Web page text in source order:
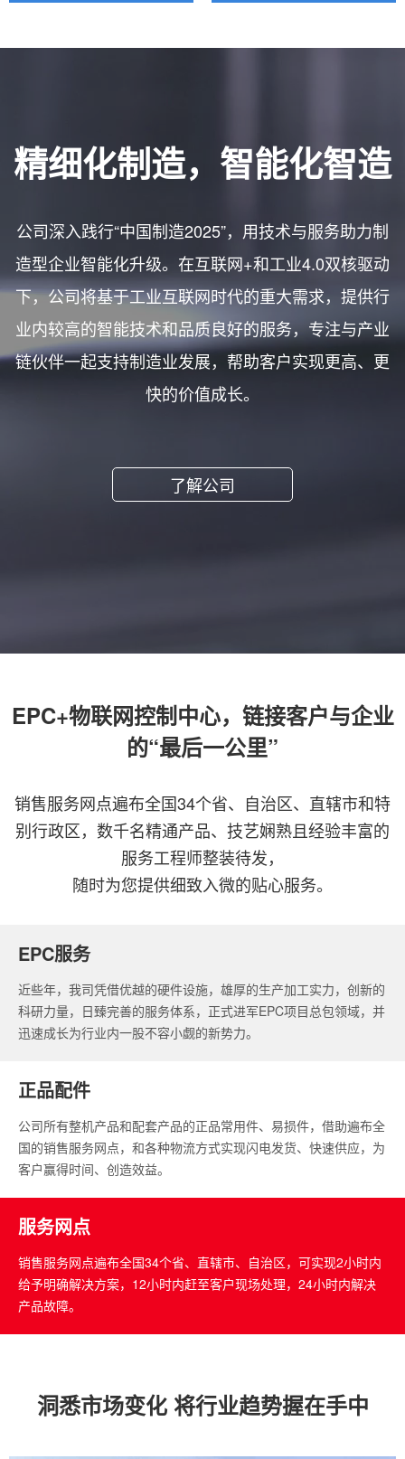
精细化制造，智能化智造
公司深入践行“中国制造2025”，用技术与服务助力制
造型企业智能化升级。在互联网+和工业4.0双核驱动
下，公司将基于工业互联网时代的重大需求，提供行
业内较高的智能技术和品质良好的服务，专注与产业
链伙伴一起支持制造业发展，帮助客户实现更高、更
快的价值成长。
了解公司
EPC+物联网控制中心，链接客户与企业
的“最后一公里”
销售服务网点遍布全国34个省、自治区、直辖市和特
别行政区，数千名精通产品、技艺娴熟且经验丰富的
服务工程师整装待发，
随时为您提供细致入微的贴心服务。
EPC服务
近些年，我司凭借优越的硬件设施，雄厚的生产加工实力，创新的
科研力量，日臻完善的服务体系，正式进军EPC项目总包领域，并
迅速成长为行业内一股不容小觑的新势力。
正品配件
公司所有整机产品和配套产品的正品常用件、易损件，借助遍布全
国的销售服务网点，和各种物流方式实现闪电发货、快速供应，为
客户赢得时间、创造效益。
服务网点
销售服务网点遍布全国34个省、直辖市、自治区，可实现2小时内
给予明确解决方案，12小时内赶至客户现场处理，24小时内解决
产品故障。
洞悉市场变化 将行业趋势握在手中